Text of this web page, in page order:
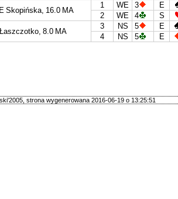
Skopińska, 16.0 MA
1 WE 3
E
2
WE 4
S
8.0 MA
3 NS 5
E
4
NS 5 E
strona wygenerowana 2016-06-19 o 13:25:51